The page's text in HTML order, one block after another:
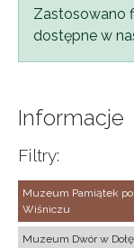
Komunikat
Zastosowano
dostępne w
Informacje
Filtry:
Muzeum Pamiątek
Wiśniczu
Muzeum Dwór w